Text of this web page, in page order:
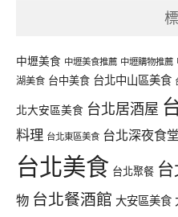
中壢美食 中壢美食推薦 中壢購物推薦
湖美食 台中美食 台北中山區美食
北大安區美食 台北居酒屋
料理 台北東區美食 台北深夜食堂
台北美食 台北聚餐
物 台北餐酒館 大安區美食